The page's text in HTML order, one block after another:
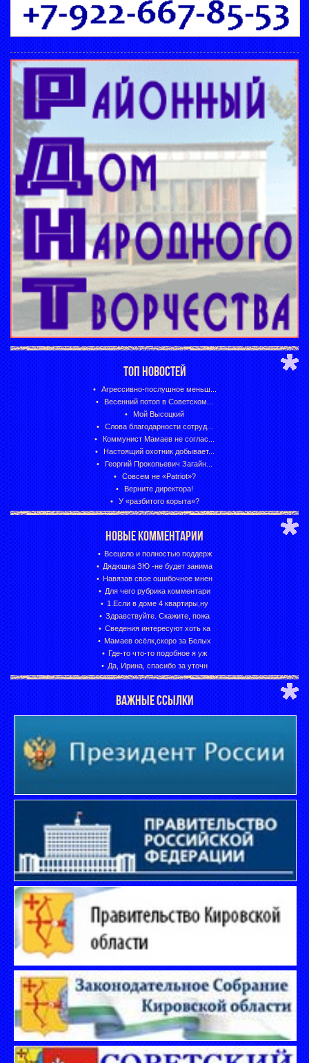
ТОП НОВОСТЕЙ
Агрессивно-послушное меньш...
Весенний потоп в Советском...
Мой Высоцкий
Слова благодарности сотруд...
Коммунист Мамаев не соглас...
Настоящий охотник добывает...
Георгий Прокопьевич Загайн...
Совсем не «Patriot»?
Верните директора!
У «разбитого корыта»?
НОВЫЕ КОММЕНТАРИИ
Всецело и полностью поддерж
Дядюшка ЗЮ -не будет занима
Навязав свое ошибочное мнен
Для чего рубрика комментари
1.Если в доме 4 квартиры,ну
Здравствуйте. Скажите, пожа
Сведения интересуют хоть ка
Мамаев осёлк,скоро за Белых
Где-то что-то подобное я уж
Да, Ирина, спасибо за уточн
ВАЖНЫЕ ССЫЛКИ